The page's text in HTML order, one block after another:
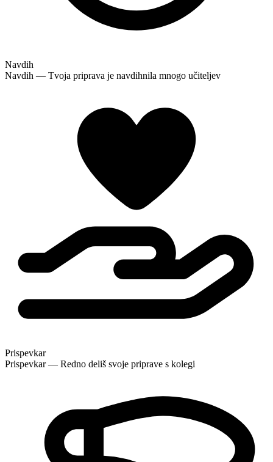
Navdih
Navdih — Tvoja priprava je navdihnila mnogo učiteljev
Prispevkar
Prispevkar — Redno deliš svoje priprave s kolegi